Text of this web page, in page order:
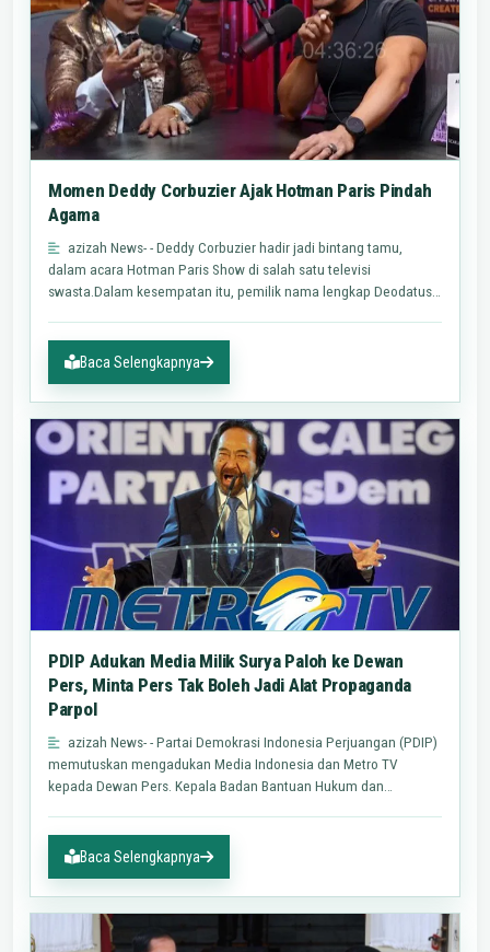
Momen Deddy Corbuzier Ajak Hotman Paris Pindah
Agama
azizah News- - Deddy Corbuzier hadir jadi bintang tamu,
dalam acara Hotman Paris Show di salah satu televisi
swasta.Dalam kesempatan itu, pemilik nama lengkap Deodatus
Baca Selengkapnya
PDIP Adukan Media Milik Surya Paloh ke Dewan
Pers, Minta Pers Tak Boleh Jadi Alat Propaganda
Parpol
azizah News- - Partai Demokrasi Indonesia Perjuangan (PDIP)
memutuskan mengadukan Media Indonesia dan Metro TV
kepada Dewan Pers. Kepala Badan Bantuan Hukum dan
Baca Selengkapnya